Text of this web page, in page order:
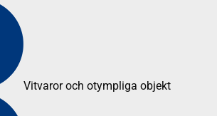
Vitvaror och otympliga objekt